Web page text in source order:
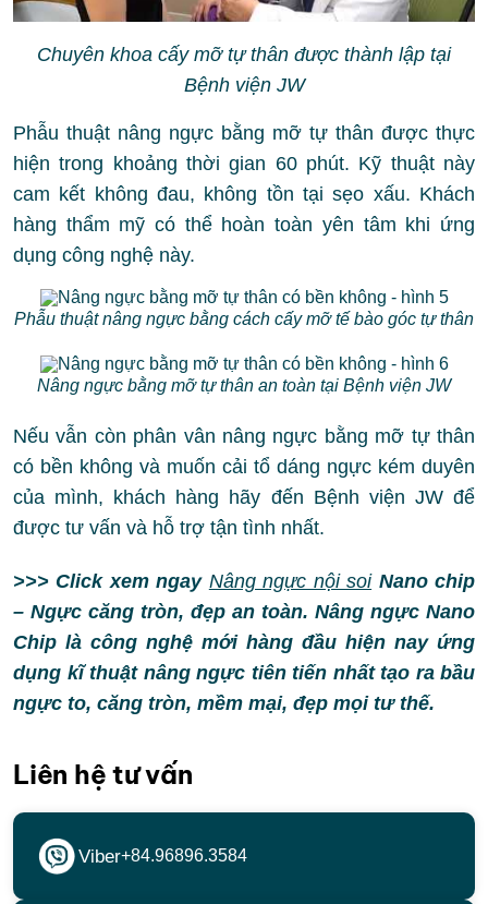
Chuyên khoa cấy mỡ tự thân được thành lập tại
Bệnh viện JW
Phẫu thuật nâng ngực bằng mỡ tự thân được thực
hiện trong khoảng thời gian 60 phút. Kỹ thuật này
cam kết không đau, không tồn tại sẹo xấu. Khách
hàng thẩm mỹ có thể hoàn toàn yên tâm khi ứng
dụng công nghệ này.
Phẫu thuật nâng ngực bằng cách cấy mỡ tế bào góc tự thân
Nâng ngực bằng mỡ tự thân an toàn tại Bệnh viện JW
Nếu vẫn còn phân vân nâng ngực bằng mỡ tự thân
có bền không và muốn cải tổ dáng ngực kém duyên
của mình, khách hàng hãy đến Bệnh viện JW để
được tư vấn và hỗ trợ tận tình nhất.
>>> Click xem ngay Nâng ngực nội soiNano chip
– Ngực căng tròn, đẹp an toàn. Nâng ngực Nano
Chip là công nghệ mới hàng đầu hiện nay ứng
dụng kĩ thuật nâng ngực tiên tiến nhất tạo ra bầu
ngực to, căng tròn, mềm mại, đẹp mọi tư thế.
Liên hệ tư vấn
Viber+84.96896.3584